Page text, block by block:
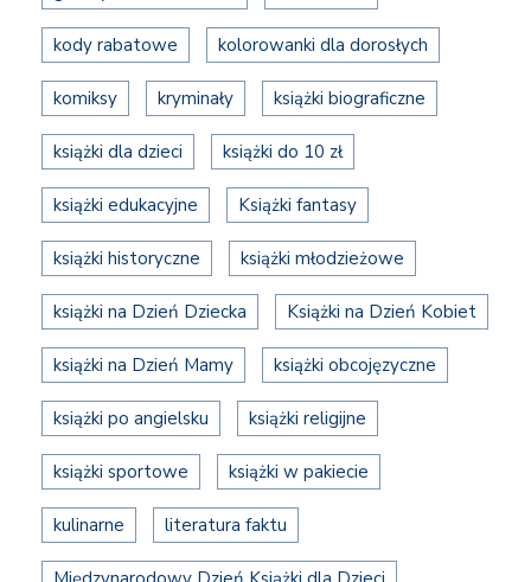
kody rabatowe kolorowanki dla dorosłych
komiksy kryminały książki biograficzne
książki dla dzieci książki do 10 zł
książki edukacyjne Książki fantasy
książki historyczne książki młodzieżowe
książki na Dzień Dziecka Książki na Dzień Kobiet
książki na Dzień Mamy książki obcojęzyczne
książki po angielsku książki religijne
książki sportowe książki w pakiecie
kulinarne literatura faktu